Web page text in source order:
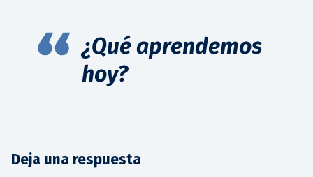
¿Qué aprendemos
hoy?
Deja una respuesta